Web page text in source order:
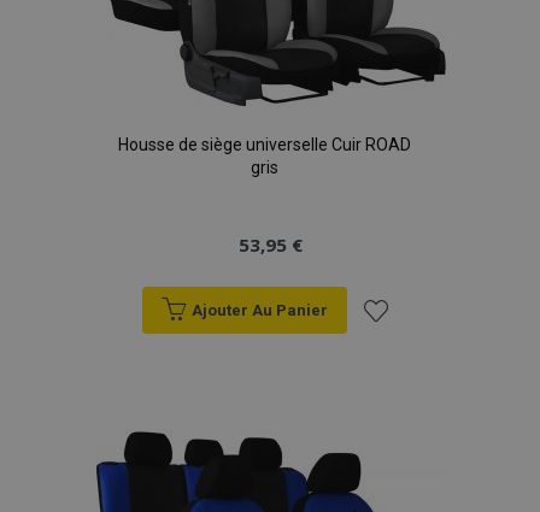
Housse de siège universelle Cuir ROAD
gris
53,95 €
Ajouter Au Panier
liste
d'achats